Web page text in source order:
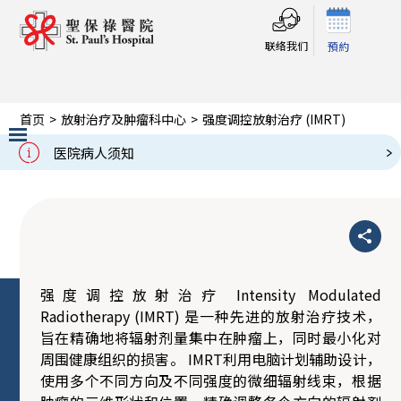
联络我们 預約
医院病人须知
Slide 2 of 3.
首页 > 放射治疗及肿瘤科中心 > 强度调控放射治疗 (IMRT)
强度调控放射治疗 (IMRT)
强度调控放射治疗 Intensity Modulated
Radiotherapy (IMRT) 是一种先进的放射治疗技术，
旨在精确地将辐射剂量集中在肿瘤上，同时最小化对
周围健康组织的损害。 IMRT利用电脑计划辅助设计，
使用多个不同方向及不同强度的微细辐射线束，根据